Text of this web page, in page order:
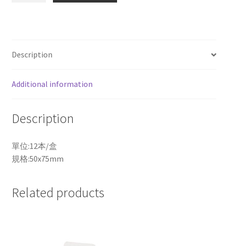
紙
保
經
包
656L
色
Description
Additional information
Description
單位:12本/盒
規格:50x75mm
Related products